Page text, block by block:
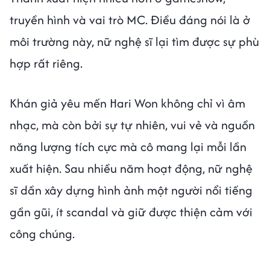
truyền hình và vai trò MC. Điều đáng nói là ở
môi trường này, nữ nghệ sĩ lại tìm được sự phù
hợp rất riêng.
Khán giả yêu mến Hari Won không chỉ vì âm
nhạc, mà còn bởi sự tự nhiên, vui vẻ và nguồn
năng lượng tích cực mà cô mang lại mỗi lần
xuất hiện. Sau nhiều năm hoạt động, nữ nghệ
sĩ dần xây dựng hình ảnh một người nổi tiếng
gần gũi, ít scandal và giữ được thiện cảm với
công chúng.